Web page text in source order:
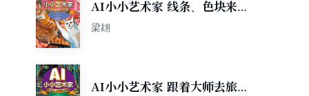
AI小小艺术家 线条、色块来
跳舞
梁翃
AI小小艺术家 跟着大师去旅